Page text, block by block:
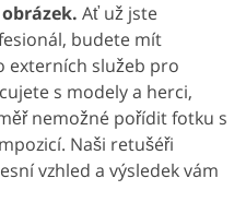
Ať už jste
budete mít
externích služeb pro
s modely a herci,
nemožné pořídit fotku s
Naši retušéři
vzhled a výsledek vám